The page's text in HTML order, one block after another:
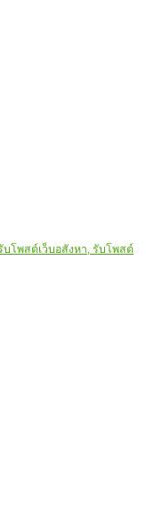
โพสต์เว็บอสังหา, รับโพสต์